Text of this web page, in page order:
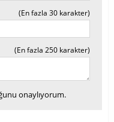
(En fazla 30 karakter)
(En fazla 250 karakter)
onaylıyorum.